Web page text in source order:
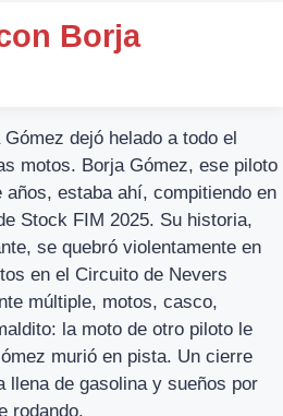
Borja
dejó helado a todo el
motos. Borja Gómez, ese piloto
años, estaba ahí, compitiendo en
Stock FIM 2025. Su historia,
se quebró violentamente en
en el Circuito de Nevers
múltiple, motos, casco,
la moto de otro piloto le
murió en pista. Un cierre
llena de gasolina y sueños por
rodando.